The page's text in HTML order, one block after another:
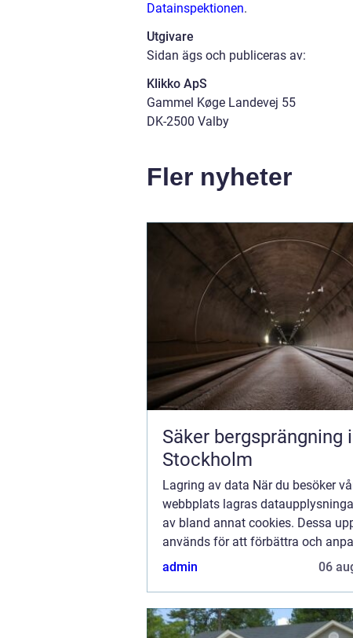
Datainspektionen.
Utgivare
Sidan ägs och publiceras av:
Klikko ApS
Gammel Køge Landevej 55
DK-2500 Valby
Fler nyheter
Säker bergsprängning i
Stockholm
Lagring av data När du besöker
webbplats lagras
av bland annat cookies. Dessa
används för att förbättra och
innehållet på vår sida och för att
admin 06